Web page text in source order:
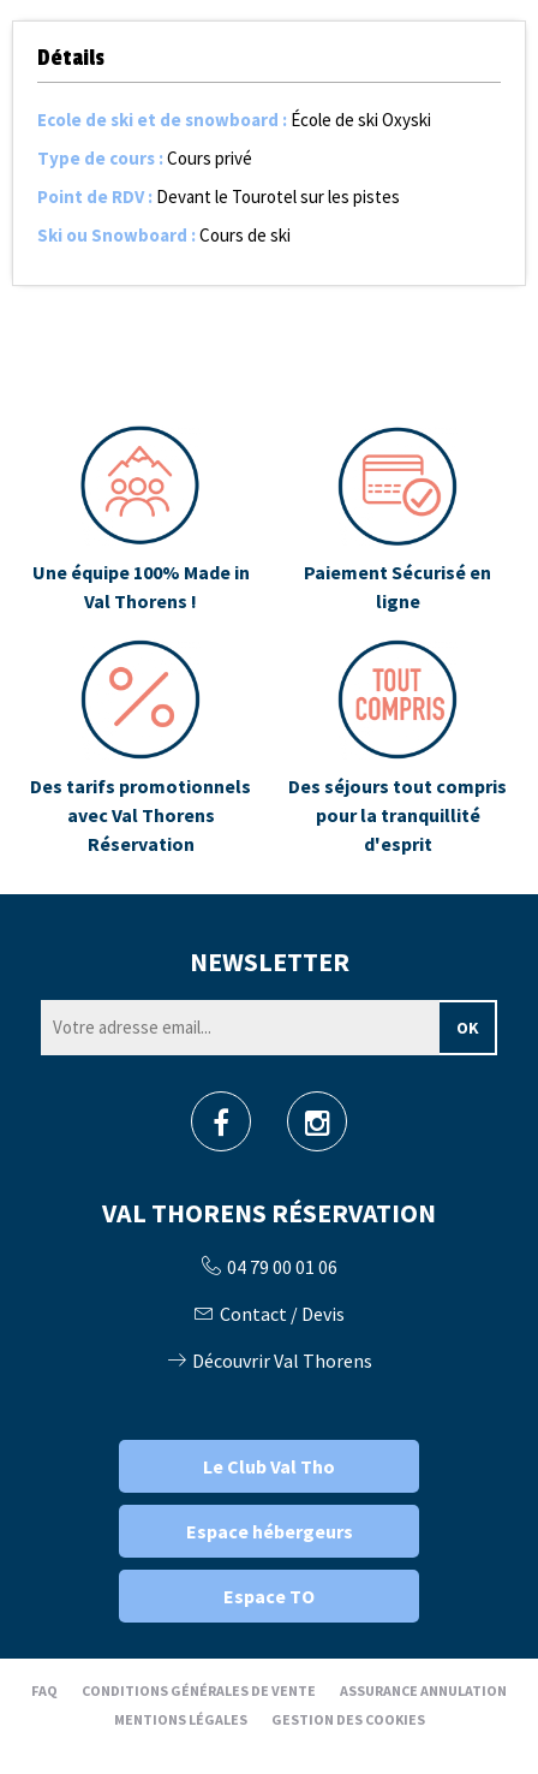
Détails
Ecole de ski et de snowboard : École de ski Oxyski
Type de cours :Cours privé
Point de RDV: Devant le Tourotel sur les pistes
Ski ou Snowboard :Cours de ski
Une équipe 100% Made in
Val Thorens !
Paiement Sécurisé en
ligne
Des tarifs promotionnels
avec Val Thorens
Réservation
Des séjours tout compris
pour la tranquillité
d'esprit
VAL THORENS RÉSERVATION
04 79 00 01 06
Contact / Devis
Découvrir Val Thorens
NEWSLETTER
Le Club Val Tho
Espace hébergeurs
Espace TO
FAQ CONDITIONS GÉNÉRALES DE VENTE
ASSURANCE ANNULATION
MENTIONS LÉGALES
GESTION DES COOKIES